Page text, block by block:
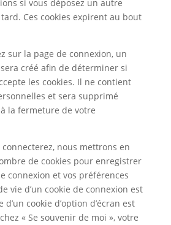
si vous déposez un autre
Ces cookies expirent au bout
sur la page de connexion, un
créé afin de déterminer si
les cookies. Il ne contient
et sera supprimé
la fermeture de votre
connecterez, nous mettrons en
de cookies pour enregistrer
connexion et vos préférences
vie d’un cookie de connexion est
cookie d’option d’écran est
« Se souvenir de moi », votre